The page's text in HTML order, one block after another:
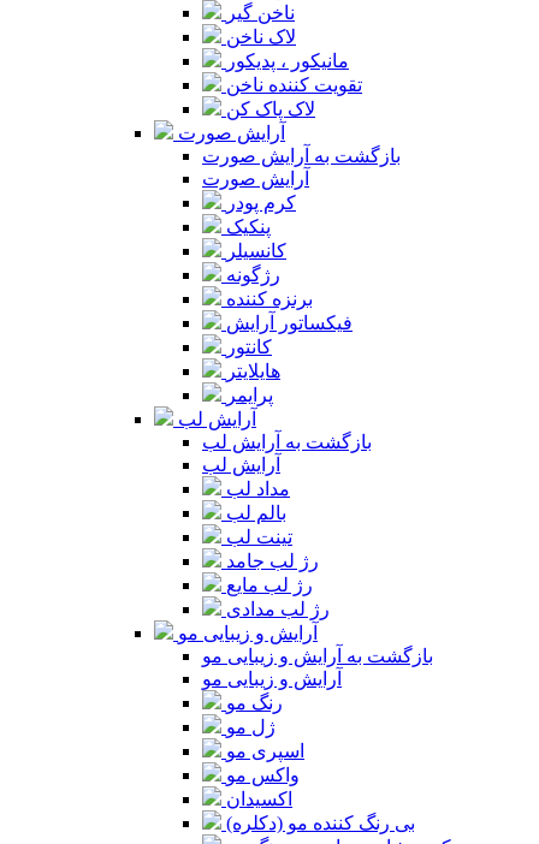
ناخن گیر
لاک ناخن
مانیکور ، پدیکور
تقویت کننده ناخن
لاک پاک کن
آرایش صورت
بازگشت به آرایش صورت
آرایش صورت
کرم پودر
پنکیک
کانسیلر
رژگونه
برنزه کننده
فیکساتور آرایش
کانتور
هایلایتر
پرایمر
آرایش لب
بازگشت به آرایش لب
آرایش لب
مداد لب
بالم لب
تینت لب
رژ لب جامد
رژ لب مایع
رژ لب مدادی
آرایش و زیبایی مو
بازگشت به آرایش و زیبایی مو
آرایش و زیبایی مو
رنگ مو
ژل مو
اسپری مو
واکس مو
اکسیدان
بی رنگ کننده مو (دکلره)